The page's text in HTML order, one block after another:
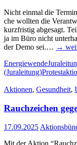
Nicht ein­mal die
che woll­ten die
kurz­fris­tig abge­sagt.
ja im Büro nicht
der Demo sei.… →
Energiewende
(Juraleitung)
Aktionen, Gesundheit,
Rauch­zei­chen
17.09.2025
Mit der Akti­on